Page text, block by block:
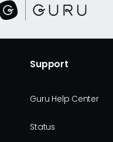
Support
Guru Help Center
Status